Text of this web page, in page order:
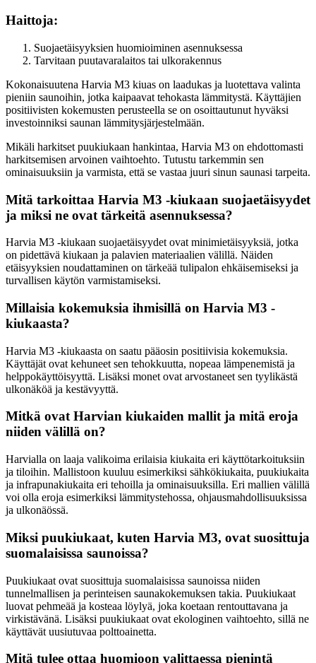
Haittoja:
Suojaetäisyyksien huomioiminen asennuksessa
Tarvitaan puutavaralaitos tai ulkorakennus
Kokonaisuutena Harvia M3 kiuas on laadukas ja luotettava valinta
pieniin saunoihin, jotka kaipaavat tehokasta lämmitystä. Käyttäjien
positiivisten kokemusten perusteella se on osoittautunut hyväksi
investoinniksi saunan lämmitysjärjestelmään.
Mikäli harkitset puukiukaan hankintaa, Harvia M3 on ehdottomasti
harkitsemisen arvoinen vaihtoehto. Tutustu tarkemmin sen
ominaisuuksiin ja varmista, että se vastaa juuri sinun saunasi tarpeita.
Mitä tarkoittaa Harvia M3 -kiukaan suojaetäisyydet
ja miksi ne ovat tärkeitä asennuksessa?
Harvia M3 -kiukaan suojaetäisyydet ovat minimietäisyyksiä, jotka
on pidettävä kiukaan ja palavien materiaalien välillä. Näiden
etäisyyksien noudattaminen on tärkeää tulipalon ehkäisemiseksi ja
turvallisen käytön varmistamiseksi.
Millaisia kokemuksia ihmisillä on Harvia M3 -
kiukaasta?
Harvia M3 -kiukaasta on saatu pääosin positiivisia kokemuksia.
Käyttäjät ovat kehuneet sen tehokkuutta, nopeaa lämpenemistä ja
helppokäyttöisyyttä. Lisäksi monet ovat arvostaneet sen tyylikästä
ulkonäköä ja kestävyyttä.
Mitkä ovat Harvian kiukaiden mallit ja mitä eroja
niiden välillä on?
Harvialla on laaja valikoima erilaisia kiukaita eri käyttötarkoituksiin
ja tiloihin. Mallistoon kuuluu esimerkiksi sähkökiukaita, puukiukaita
ja infrapunakiukaita eri tehoilla ja ominaisuuksilla. Eri mallien välillä
voi olla eroja esimerkiksi lämmitystehossa, ohjausmahdollisuuksissa
ja ulkonäössä.
Miksi puukiukaat, kuten Harvia M3, ovat suosittuja
suomalaisissa saunoissa?
Puukiukaat ovat suosittuja suomalaisissa saunoissa niiden
tunnelmallisen ja perinteisen saunakokemuksen takia. Puukiukaat
luovat pehmeää ja kosteaa löylyä, joka koetaan rentouttavana ja
virkistävänä. Lisäksi puukiukaat ovat ekologinen vaihtoehto, sillä ne
käyttävät uusiutuvaa polttoainetta.
Mitä tulee ottaa huomioon valittaessa pienintä